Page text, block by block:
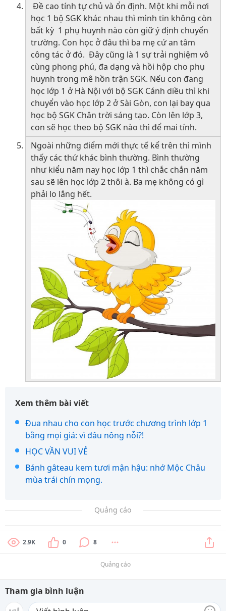
Đề cao tính tự chủ và ổn định. Một khi mỗi nơi
học 1 bộ SGK khác nhau thì mình tin không còn
bất kỳ 1 phụ huynh nào còn giữ ý định chuyển
trường. Con học ở đâu thì ba mẹ cứ an tâm
công tác ở đó. Đây cũng là 1 sự trải nghiệm vô
cùng phong phú, đa dạng và hồi hộp cho phụ
huynh trong mê hồn trận SGK. Nếu con đang
học lớp 1 ở Hà Nội với bộ SGK Cánh diều thì khi
chuyển vào học lớp 2 ở Sài Gòn, con lại bay qua
học bộ SGK Chân trời sáng tạo. Còn lên lớp 3,
con sẽ học theo bộ SGK nào thì để mai tính.
Ngoài những điểm mới thực tế kể trên thì mình
thấy các thứ khác bình thường. Bình thường
như kiểu năm nay học lớp 1 thì chắc chắn năm
sau sẽ lên học lớp 2 thôi à. Ba mẹ không có gì
phải lo lắng hết.
Xem thêm bài viết
Đua nhau cho con học trước chương trình lớp 1
bằng mọi giá: vì đâu nông nỗi?!
HỌC VẦN VUI VẺ
Bánh gâteau kem tươi mận hậu: nhớ Mộc Châu
mùa trái chín mọng.
Quảng cáo
2.9K 0 8
Quảng cáo
Tham gia bình luận